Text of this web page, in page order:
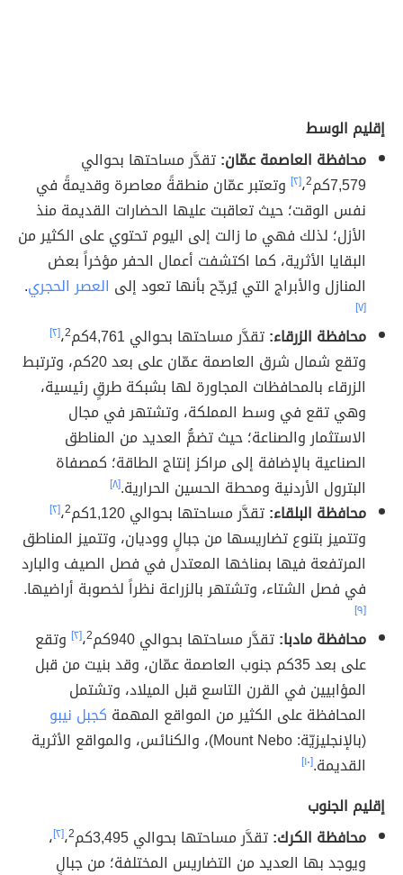
إقليم الوسط
محافظة العاصمة عمّان:تقدَّر مساحتها بحوالي
7,579كم
2،[٢] وتعتبر عمّان منطقةً معاصرة وقديمةً في
نفس الوقت؛ حيث تعاقبت عليها الحضارات القديمة منذ
الأزل؛ لذلك فهي ما زالت إلى اليوم تحتوي على الكثير من
البقايا الأثرية، كما اكتشفت أعمال الحفر مؤخراً بعض
المنازل والأبراج التي يُرجّح بأنها تعود إلى العصر الحجري.
[٧]
محافظة الزرقاء:تقدَّر مساحتها بحوالي 4,761كم 2،[٢]
وتقع شمال شرق العاصمة عمّان على بعد 20كم، وترتبط
الزرقاء بالمحافظات المجاورة لها بشبكة طرقٍ رئيسية،
وهي تقع في وسط المملكة، وتشتهر في مجال
الاستثمار والصناعة؛ حيث تضمُّ العديد من المناطق
الصناعية بالإضافة إلى مراكز إنتاج الطاقة؛ كمصفاة
البترول الأردنية ومحطة الحسين الحرارية.[٨]
محافظة البلقاء:تقدَّر مساحتها بحوالي 1,120كم 2،[٢]
وتتميز بتنوع تضاريسها من جبالٍ ووديان، وتتميز المناطق
المرتفعة فيها بمناخها المعتدل في فصل الصيف والبارد
في فصل الشتاء، وتشتهر بالزراعة نظراً لخصوبة أراضيها.
[٩]
محافظة مادبا:تقدَّر مساحتها بحوالي 940كم 2،[٢] وتقع
على بعد 35كم جنوب العاصمة عمّان، وقد بنيت من قبل
المؤابيين في القرن التاسع قبل الميلاد، وتشتمل
المحافظة على الكثير من المواقع المهمة كجبل نيبو
(بالإنجليزيّة: Mount Nebo)، والكنائس، والمواقع الأثرية
القديمة.[١٠]
إقليم الجنوب
محافظة الكرك:تقدَّر مساحتها بحوالي 3,495كم 2،[٢] ،
ويوجد بها العديد من التضاريس المختلفة؛ من جبالٍ